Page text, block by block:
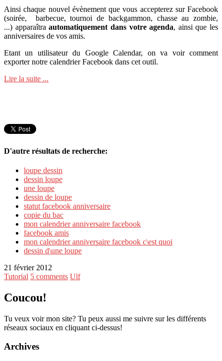
Ainsi chaque nouvel évènement que vous accepterez sur Facebook
(soirée, barbecue, tournoi de backgammon, chasse au zombie,
...) apparaîtraautomatiquement dans votre agenda, ainsi que les
anniversaires de vos amis.
Etant un utilisateur du Google Calendar, on va voir comment
exporter notre calendrier Facebook dans cet outil.
Lire la suite ...
D'autre résultats de recherche:
loupe dessin
dessin loupe
une loupe
dessin de loupe
statut facebook anniversaire
copie du bac
mon calendrier anniversaire facebook
facebook amis
mon calendrier anniversaire facebook c\est quoi
dessin d\une loupe
21 février 2012
Tutorial 5 comments Ulf
Coucou!
Tu veux voir mon site? Tu peux aussi me suivre sur les différents
réseaux sociaux en cliquant ci-dessus!
Archives